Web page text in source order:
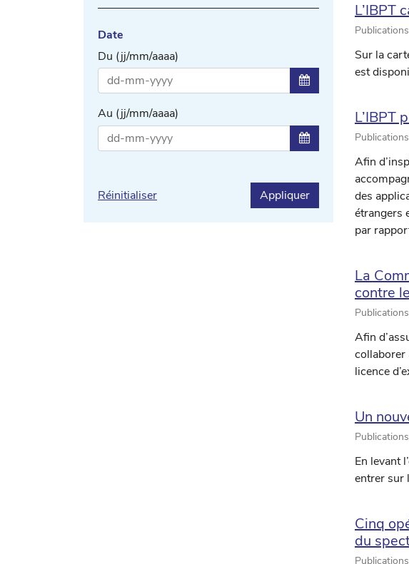
Date
Du (jj/mm/aaaa)
Sélectionner une date
Au (jj/mm/aaaa)
Sélectionner une date
Réinitialiser Appliquer
L’IBPT
Sur la
est
L’IBPT
Afin
des
étrangers
par
La
contre
Afin
collaborer
licence
Un
En levant
entrer sur
Cinq
du